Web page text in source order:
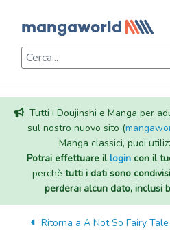
Tutti i Doujinshi e Manga per
sul nostro nuovo sito (
Manga classici, puoi
Potrai effettuare illogincon il
perchè tutti i dati sono condivisi
perderai alcun dato, inclusi
Ritorna a A Not So Fairy Tale